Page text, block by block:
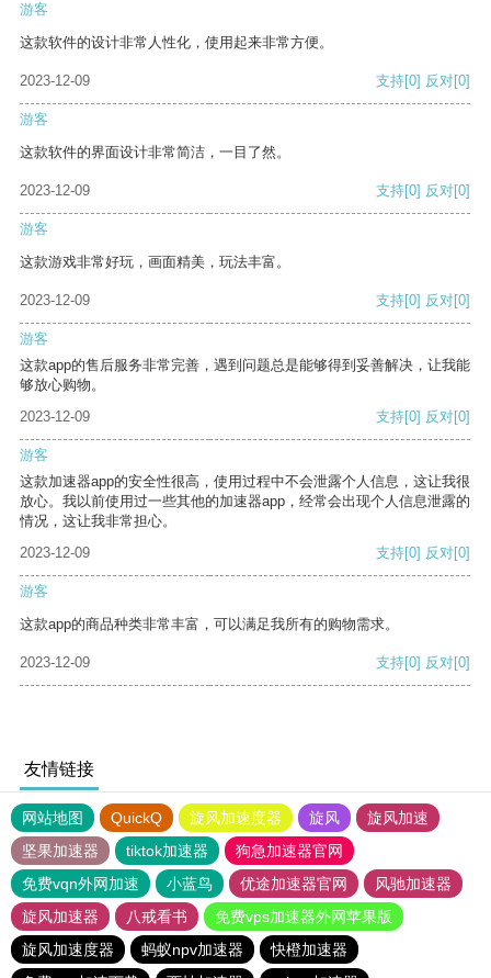
游客
这款软件的设计非常人性化，使用起来非常方便。
2023-12-09 支持[0] 反对[0]
游客
这款软件的界面设计非常简洁，一目了然。
2023-12-09 支持[0] 反对[0]
游客
这款游戏非常好玩，画面精美，玩法丰富。
2023-12-09 支持[0] 反对[0]
游客
这款app的售后服务非常完善，遇到问题总是能够得到妥善解决，让我能
够放心购物。
2023-12-09
支持[0] 反对[0]
游客
这款加速器app的安全性很高，使用过程中不会泄露个人信息，这让我很
放心。我以前使用过一些其他的加速器app，经常会出现个人信息泄露的
情况，这让我非常担心。
2023-12-09
支持[0] 反对[0]
游客
这款app的商品种类非常丰富，可以满足我所有的购物需求。
2023-12-09 支持[0] 反对[0]
友情链接
网站地图 QuickQ 旋风加速度器 旋风
旋风加速
坚果加速器
tiktok加速器
狗急加速器官网
免费vqn外网加速
小蓝鸟 优途加速器官网
风驰加速器
旋风加速器
八戒看书
免费vps加速器外网苹果版
旋风加速度器
蚂蚁npv加速器
快橙加速器